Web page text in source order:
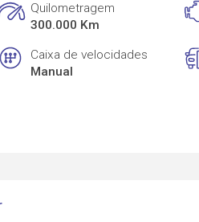
Quilometragem
300.000 Km
Caixa de velocidades
Manual